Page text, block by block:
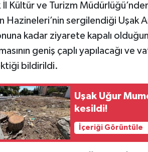
İl Kültür ve Turizm
Hazineleri’nin sergilendiği Uşak
kadar ziyarete kapalı
geniş çaplı yapılacağı
bildirildi.
Uşak Uğur
kesildi!
İçeriği Görüntüle